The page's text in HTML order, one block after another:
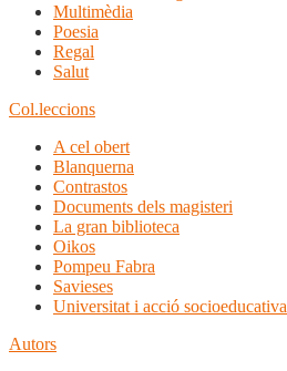
Multimèdia
Poesia
Regal
Salut
Col.leccions
A cel obert
Blanquerna
Contrastos
Documents dels magisteri
La gran biblioteca
Oikos
Pompeu Fabra
Savieses
Universitat i acció socioeducativa
Autors